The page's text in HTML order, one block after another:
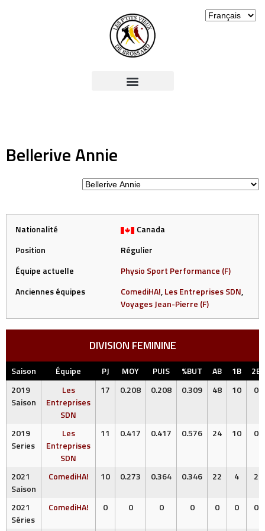
Bellerive Annie
Nationalité
Canada
Position
Régulier
Équipe actuelle
Physio Sport Performance (F)
Anciennes équipes
ComediHA!,Les Entreprises SDN,
Voyages Jean-Pierre (F)
DIVISION FEMININE
Saison Équipe PJ MOY PUIS %BUT AB 1B
2B
2019
Saison
Les
Entreprises
SDN
17 0.208 0.208 0.309 48 10 0
2019
Series
Les
Entreprises
SDN
11 0.417 0.417 0.576 24 10 0
2021
Saison
ComediHA! 10 0.273 0.364 0.346 22 4 2
2021
Séries
ComediHA! 0 0 0 0 0 0 0